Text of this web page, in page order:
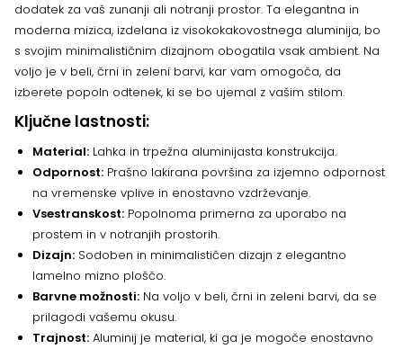
dodatek za vaš zunanji ali notranji prostor. Ta elegantna in
moderna mizica, izdelana iz visokokakovostnega aluminija, bo
s svojim minimalističnim dizajnom obogatila vsak ambient. Na
voljo je v beli, črni in zeleni barvi, kar vam omogoča, da
izberete popoln odtenek, ki se bo ujemal z vašim stilom.
Ključne lastnosti:
Material: Lahka in trpežna aluminijasta konstrukcija.
Odpornost: Prašno lakirana površina za izjemno odpornost
na vremenske vplive in enostavno vzdrževanje.
Vsestranskost: Popolnoma primerna za uporabo na
prostem in v notranjih prostorih.
Dizajn: Sodoben in minimalističen dizajn z elegantno
lamelno mizno ploščo.
Barvne možnosti: Na voljo v beli, črni in zeleni barvi, da se
prilagodi vašemu okusu.
Trajnost: Aluminij je material, ki ga je mogoče enostavno